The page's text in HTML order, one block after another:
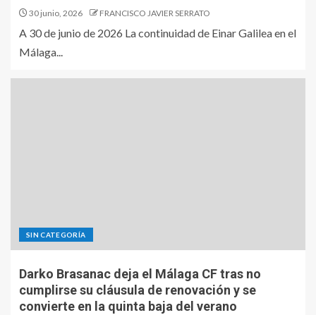
30 junio, 2026 FRANCISCO JAVIER SERRATO
A 30 de junio de 2026 La continuidad de Einar Galilea en el
Málaga...
SIN CATEGORÍA
Darko Brasanac deja el Málaga CF tras no
cumplirse su cláusula de renovación y se
convierte en la quinta baja del verano